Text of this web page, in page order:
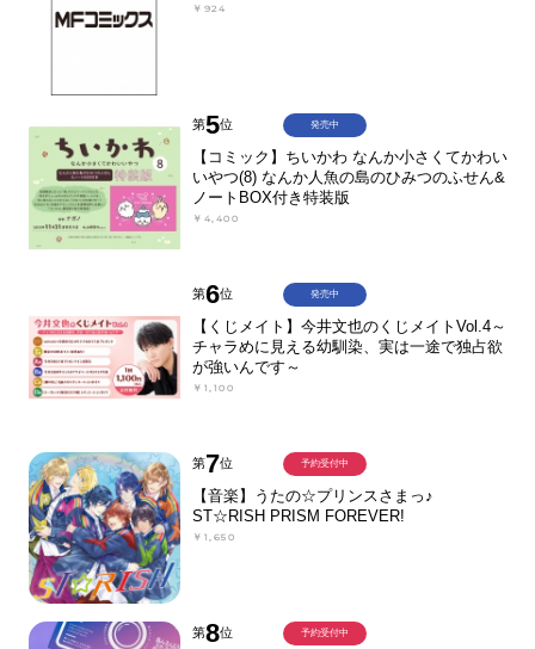
￥924
第5位
【コミック】ちいかわ なんか小さくてかわい
いやつ(8) なんか人魚の島のひみつのふせん&
ノートBOX付き特装版
￥4,400
発売中
第6位
【くじメイト】今井文也のくじメイトVol.4～
チャラめに見える幼馴染、実は一途で独占欲
が強いんです～
￥1,100
発売中
第7位
【音楽】うたの☆プリンスさまっ♪
ST☆RISH PRISM FOREVER!
￥1,650
予約受付中
第8位 予約受付中